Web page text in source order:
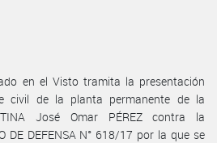
en el Visto tramita la presentación
civil de la planta permanente de la
José Omar PÉREZ contra la
DE DEFENSA N° 618/17 por la que se